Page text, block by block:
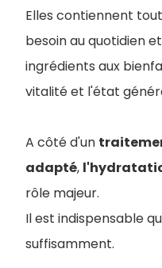
Elles contiennent
besoin au quotidien
ingrédients aux
vitalité et l'état
A côté d'un
adapté,
rôle majeur.
Il est indispensable
suffisamment.